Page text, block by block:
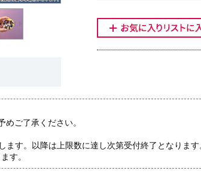
ご了承ください。
す。以降は上限数に達し次第受付終了となります
す。